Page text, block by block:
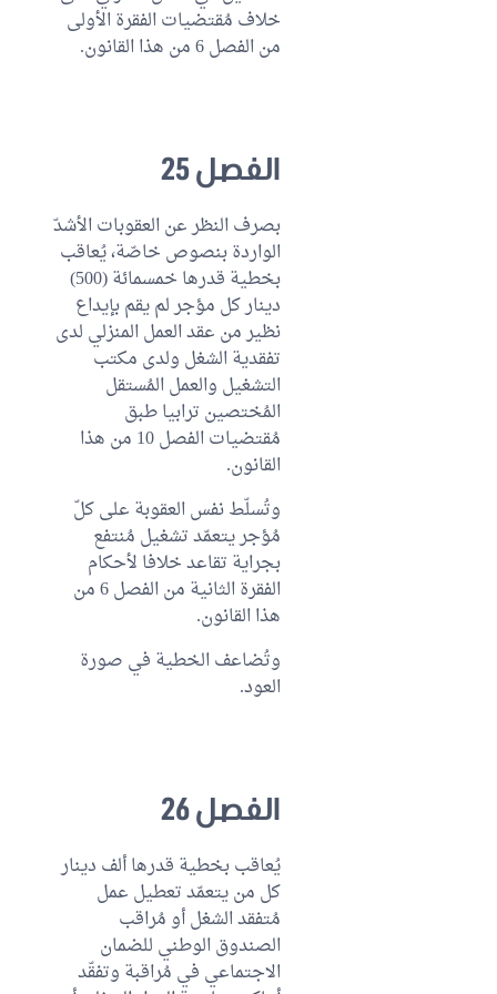
خلاف مُقتضيات الفقرة الأولى
من الفصل 6 من هذا القانون.
الفصل 25
بصرف النظر عن العقوبات الأشدّ
الواردة بنصوص خاصّة، يُعاقب
بخطية قدرها خمسمائة (500)
دينار كل مؤجر لم يقم بإيداع
نظير من عقد العمل المنزلي لدى
تفقدية الشغل ولدى مكتب
التشغيل والعمل المُستقل
المُختصين ترابيا طبق
مُقتضيات الفصل 10 من هذا
القانون.
وتُسلّط نفس العقوبة على كلّ
مُؤجر يتعمّد تشغيل مُنتفع
بجراية تقاعد خلافا لأحكام
الفقرة الثانية من الفصل 6 من
هذا القانون.
وتُضاعف الخطية في صورة
العود.
الفصل 26
يُعاقب بخطية قدرها ألف دينار
كل من يتعمّد تعطيل عمل
مُتفقد الشغل أو مُراقب
الصندوق الوطني للضمان
الاجتماعي في مُراقبة وتفقّد